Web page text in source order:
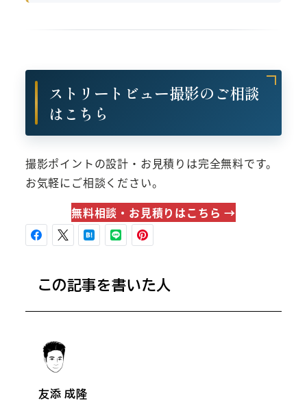
ストリートビュー撮影のご相談
はこちら
撮影ポイントの設計・お見積りは完全無料です。
お気軽にご相談ください。
無料相談・お見積りはこちら →
この記事を書いた人
友添 成隆